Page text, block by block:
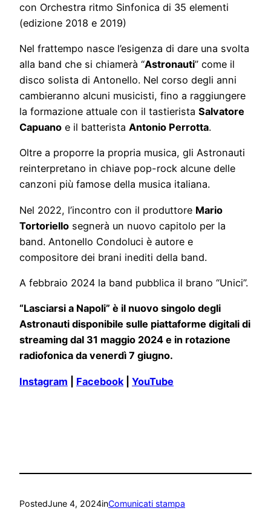
con Orchestra ritmo Sinfonica di 35 elementi
(edizione 2018 e 2019)
Nel frattempo nasce l’esigenza di dare una svolta
alla band che si chiamerà “Astronauti” come il
disco solista di Antonello. Nel corso degli anni
cambieranno alcuni musicisti, fino a raggiungere
la formazione attuale con il tastierista Salvatore
Capuano e il batterista Antonio Perrotta.
Oltre a proporre la propria musica, gli Astronauti
reinterpretano in chiave pop-rock alcune delle
canzoni più famose della musica italiana.
Nel 2022, l’incontro con il produttore Mario
Tortoriello segnerà un nuovo capitolo per la
band. Antonello Condoluci è autore e
compositore dei brani inediti della band.
A febbraio 2024 la band pubblica il brano “Unici”.
“Lasciarsi a Napoli” è il nuovo singolo degli
Astronauti disponibile sulle piattaforme digitali di
streaming dal 31 maggio 2024 e in rotazione
radiofonica da venerdì 7 giugno.
Instagram Facebook YouTube
PostedJune 4, 2024inComunicati stampa